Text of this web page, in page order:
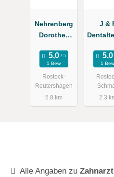
Nehrenberg
Dorothee
pie
1 Bew.
Rostock-
Reutershagen
5.8 km
J &
Das
1
2.3
Alle Angaben zu